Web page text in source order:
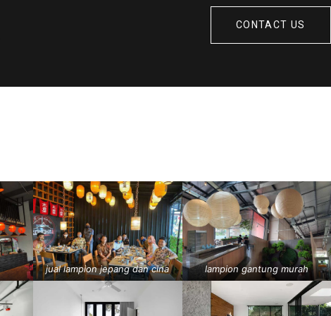
CONTACT US
jual lampion jepang dan cina lampion gantung murah